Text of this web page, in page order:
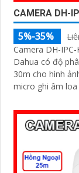
CAMERA DH-
5%-35%
Camera DH-
Dahua có độ
30m cho hình ảnh sắc
micro ghi âm